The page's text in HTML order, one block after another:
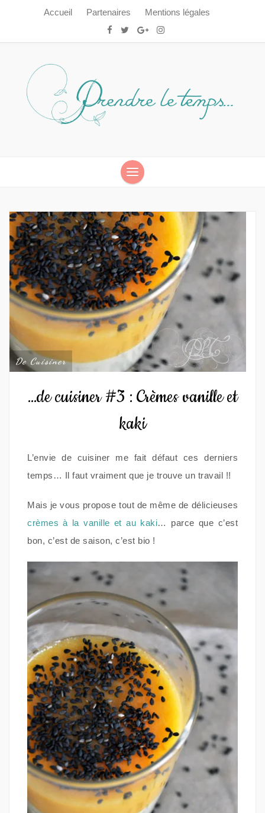
Accueil Partenaires Mentions légales
De Cuisiner
…de cuisiner #3 : Crèmes vanille et
kaki
L’envie de cuisiner me fait défaut ces derniers
temps… Il faut vraiment que je trouve un travail !!
Mais je vous propose tout de même de délicieuses
crèmes à la vanille et au kaki… parce que c’est
bon, c’est de saison, c’est bio !